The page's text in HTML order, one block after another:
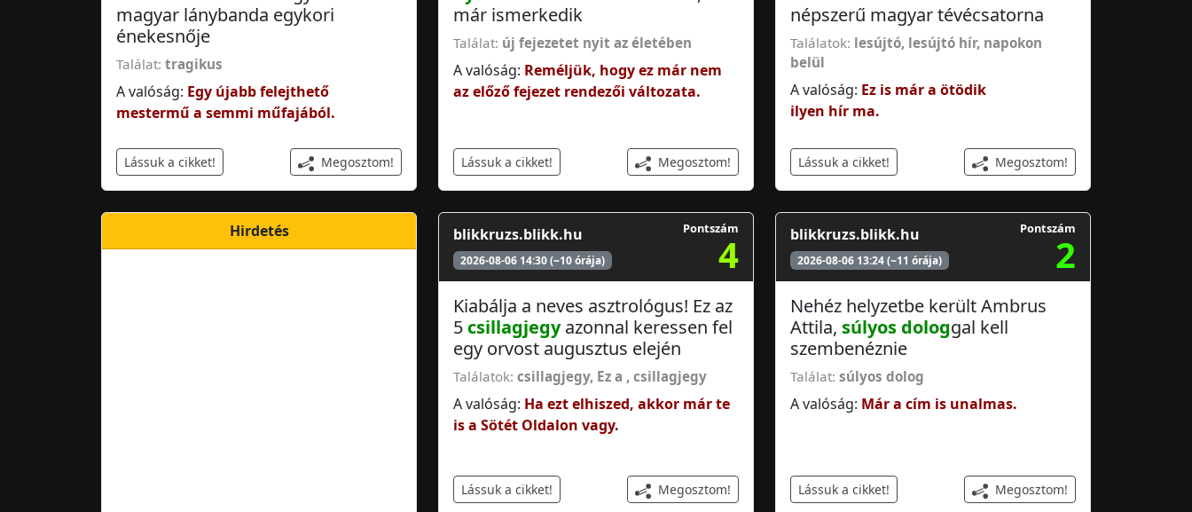
magyar lánybanda egykori
énekesnője
Találat: tragikus
A valóság: Egy újabb felejthető
mestermű a semmi műfajából.
Lássuk a cikket! Megosztom!
már ismerkedik
Találat: új fejezetet nyit az életében
A valóság: Reméljük, hogy ez már nem
az előző fejezet rendezői változata.
Lássuk a cikket! Megosztom!
népszerű magyar tévécsatorna
Találatok: lesújtó, lesújtó hír, napokon
belül
A valóság: Ez is már a ötödik
ilyen hír ma.
Lássuk a cikket! Megosztom!
Hirdetés blikkruzs.blikk.hu
2026-08-06 14:30 (~10 órája)
Pontszám
4
Kiabálja a neves asztrológus! Ez az
5 csillagjegyazonnal keressen fel
egy orvost augusztus elején
Találatok: csillagjegy, Ez a , csillagjegy
A valóság: Ha ezt elhiszed, akkor már te
is a Sötét Oldalon vagy.
Lássuk a cikket! Megosztom!
blikkruzs.blikk.hu
2026-08-06 13:24 (~11 órája)
Pontszám
2
Nehéz helyzetbe került Ambrus
Attila, súlyos dologgal kell
szembenéznie
Találat: súlyos dolog
A valóság: Már a cím is unalmas.
Lássuk a cikket! Megosztom!